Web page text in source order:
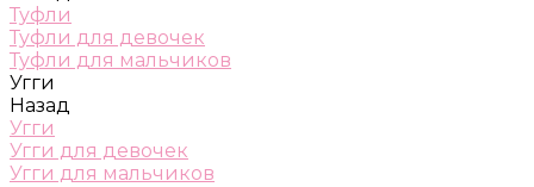
Туфли
Туфли для девочек
Туфли для мальчиков
Угги
Назад
Угги
Угги для девочек
Угги для мальчиков